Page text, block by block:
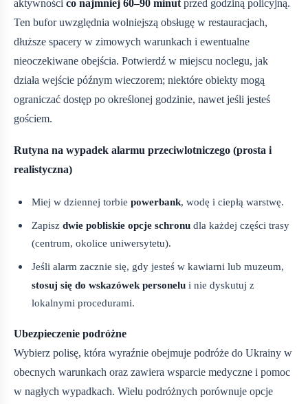
aktywności co najmniej 60–90 minut przed godziną policyjną.
Ten bufor uwzględnia wolniejszą obsługę w restauracjach,
dłuższe spacery w zimowych warunkach i ewentualne
nieoczekiwane obejścia. Potwierdź w miejscu noclegu, jak
działa wejście późnym wieczorem; niektóre obiekty mogą
ograniczać dostęp po określonej godzinie, nawet jeśli jesteś
gościem.
Rutyna na wypadek alarmu przeciwlotniczego (prosta i
realistyczna)
Miej w dziennej torbiepowerbank, wodę i ciepłą warstwę.
Zapiszdwie pobliskie opcje schronu dla każdej części trasy
(centrum, okolice uniwersytetu).
Jeśli alarm zacznie się, gdy jesteś w kawiarni lub muzeum,
stosuj się do wskazówek personelu i nie dyskutuj z
lokalnymi procedurami.
Ubezpieczenie podróżne
Wybierz polisę, która wyraźnie obejmuje podróże do Ukrainy w
obecnych warunkach oraz zawiera wsparcie medyczne i pomoc
w nagłych wypadkach. Wielu podróżnych porównuje opcje